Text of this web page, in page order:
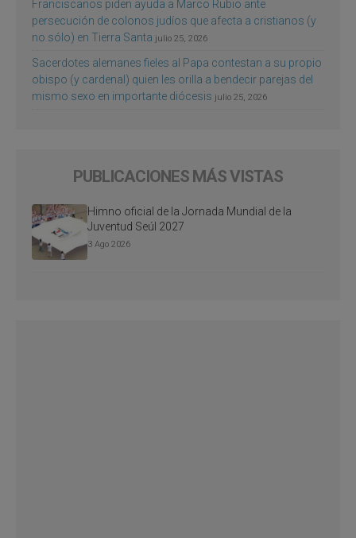
Franciscanos piden ayuda a Marco Rubio ante
persecución de colonos judíos que afecta a cristianos (y
no sólo) en Tierra Santa julio 25, 2026
Sacerdotes alemanes fieles al Papa contestan a su propio
obispo (y cardenal) quien les orilla a bendecir parejas del
mismo sexo en importante diócesis julio 25, 2026
PUBLICACIONES MÁS VISTAS
Himno oficial de la Jornada Mundial de la
Juventud Seúl 2027
3 Ago 2026